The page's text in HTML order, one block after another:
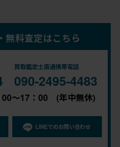
無料査定はこちら
買取鑑定士直通携帯電話
090-2495-4483
～17：00 (年中無休)
LINEでのお問い合わせ